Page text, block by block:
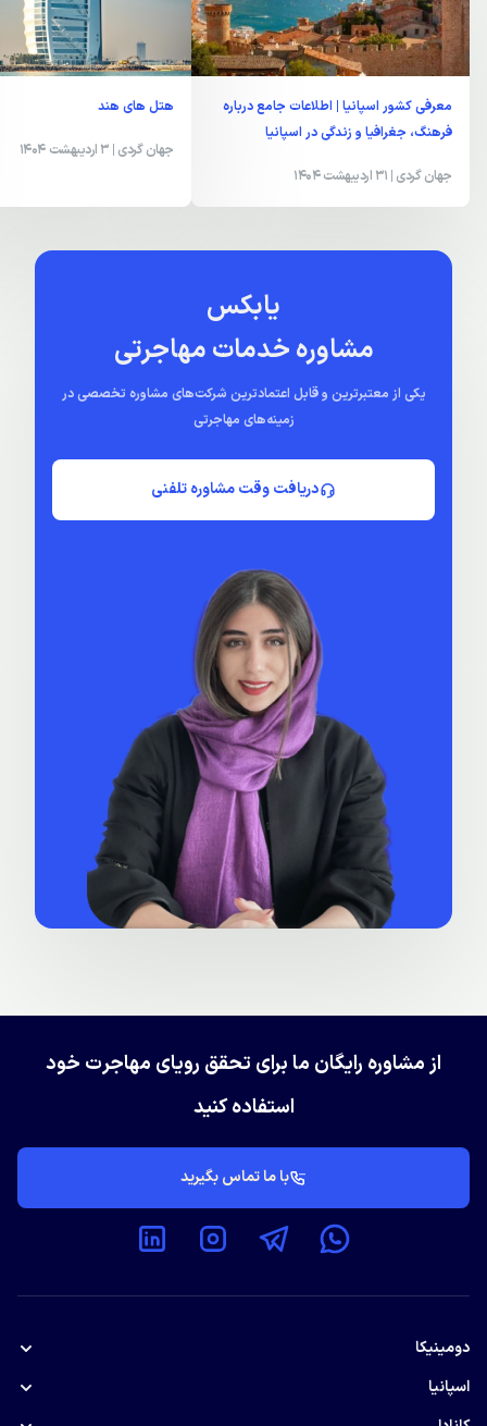
معرفی کشور اسپانیا | اطلاعات جامع درباره
فرهنگ، جغرافیا و زندگی در اسپانیا
جهان گردی | 31 اردیبهشت 1404
هتل های هند
جهان گردی | 3 اردیبهشت 1404
یابکس
مشاوره خدمات مهاجرتی
یکی از معتبرترین و قابل اعتمادترین شرکت‌های مشاوره تخصصی در
زمینه‌های مهاجرتی
دریافت وقت مشاوره تلفنی
از مشاوره رایگان ما برای تحقق رویای مهاجرت خود
استفاده کنید
با ما تماس بگیرید
دومینیکا
پاسپورت دومینیکا
اسپانیا